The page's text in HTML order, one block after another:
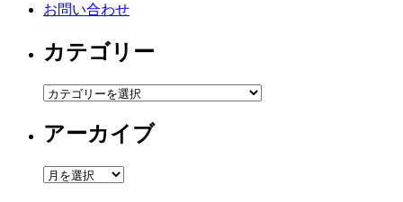
お問い合わせ
カテゴリー
カ
ゴ
ー
アーカイブ
ア